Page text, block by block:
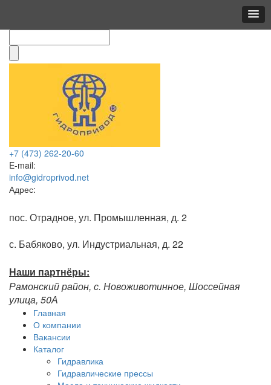
+7 (473) 262-20-60
E-mail:
info@gidroprivod.net
Адрес:
пос. Отрадное, ул. Промышленная, д. 2
с. Бабяково, ул. Индустриальная, д. 22
Наши партнёры:
Рамонский район, с. Новоживотинное, Шоссейная
улица, 50А
Главная
О компании
Вакансии
Каталог
Гидравлика
Гидравлические прессы